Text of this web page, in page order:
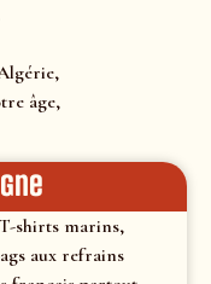
âge,
shirts marins,
aux refrains